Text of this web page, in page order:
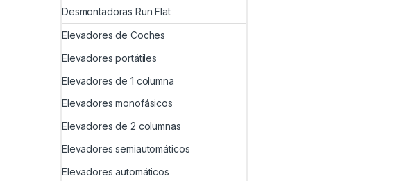
Desmontadoras Run Flat
Elevadores de Coches
Elevadores portátiles
Elevadores de 1 columna
Elevadores monofásicos
Elevadores de 2 columnas
Elevadores semiautomáticos
Elevadores automáticos